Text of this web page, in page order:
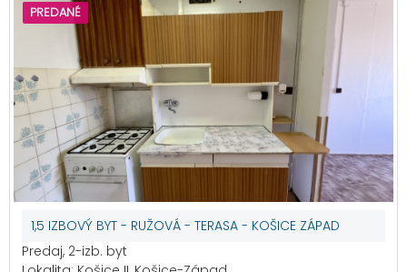
PREDANÉ
1,5 IZBOVÝ BYT - RUŽOVÁ - TERASA - KOŠICE ZÁPAD
Predaj, 2-izb. byt